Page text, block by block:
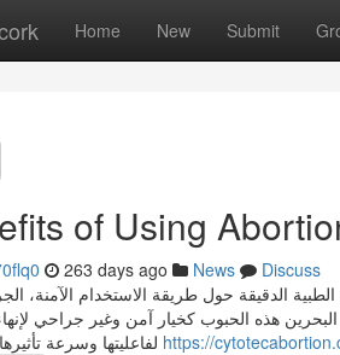
Home New Submit
of Using
263 days ago News
Discuss
الدقيقة حول طريقة الاستخدام الآمنة،
هذه الحبوب كخيار آمن وغير جراحي
https://